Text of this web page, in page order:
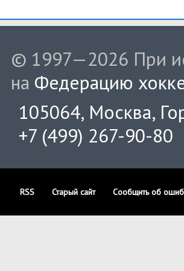
© 1997—2026 При
на Федерацию
105064, Москва,
+7 (499) 267-90-80
RSS Старый сайт Сообщить об